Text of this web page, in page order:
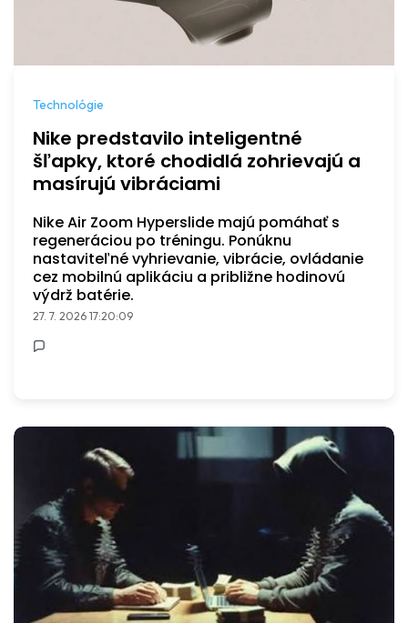
Technológie
Nike predstavilo inteligentné
šľapky, ktoré chodidlá zohrievajú a
masírujú vibráciami
Nike Air Zoom Hyperslide majú pomáhať s
regeneráciou po tréningu. Ponúknu
nastaviteľné vyhrievanie, vibrácie, ovládanie
cez mobilnú aplikáciu a približne hodinovú
výdrž batérie.
27. 7. 2026 17:20:09